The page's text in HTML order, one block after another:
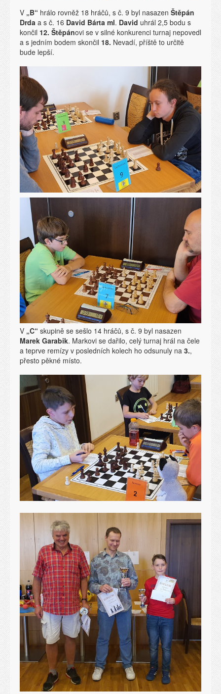
V „B“ hrálo rovněž 18 hráčů, s č. 9 byl nasazen Štěpán
Drda a s č. 16 David Bárta ml. David uhrál 2,5 bodu s
končil 12. Štěpánovi se v silné konkurenci turnaj nepovedl
a s jedním bodem skončil 18. Nevadí, příště to určitě
bude lepší.
V „C“ skupině se sešlo 14 hráčů, s č. 9 byl nasazen
Marek Garabik. Markovi se dařilo, celý turnaj hrál na čele
a teprve remízy v posledních kolech ho odsunuly na 3.,
přesto pěkné místo.